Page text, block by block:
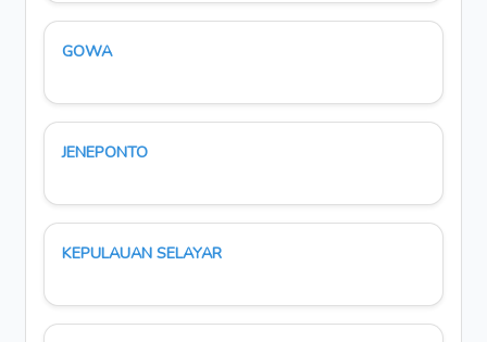
GOWA
JENEPONTO
KEPULAUAN SELAYAR